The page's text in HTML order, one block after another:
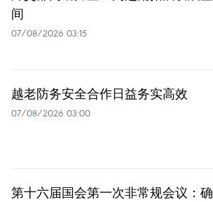
间
07/08/2026 03:15
越老防务安全合作日益务实高效
07/08/2026 03:00
第十六届国会第一次非常规会议：确